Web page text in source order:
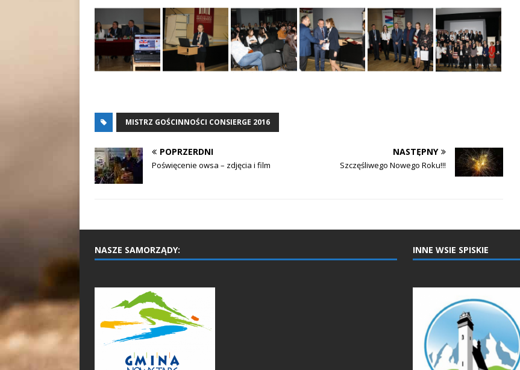
MISTRZ GOŚCINNOŚCI CONSIERGE 2016
POPRZERDNI
Poświęcenie owsa – zdjęcia i film
NASTĘPNY
Szczęśliwego Nowego Roku!!!
NASZE SAMORZĄDY: INNE WSIE SPISKIE